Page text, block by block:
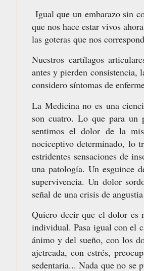
Igual que un embarazo sin
que nos hace estar vivos
las goteras que nos
Nuestros cartílagos
antes y pierden consistencia,
considero síntomas de
La Medicina no es una
son cuatro. Lo que para un
sentimos el dolor de la
nociceptivo determinado, lo
estridentes sensaciones de
una patología. Un esguince
supervivencia. Un dolor
señal de una crisis de
Quiero decir que el dolor es
individual. Pasa igual con el
ánimo y del sueño, con los
ajetreada, con estrés,
sedentaria... Nada que no se